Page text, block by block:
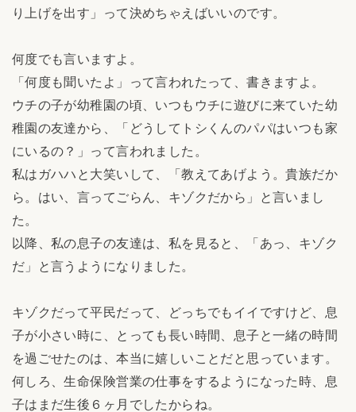
り上げを出す」って決めちゃえばいいのです。
何度でも言いますよ。
「何度も聞いたよ」って言われたって、書きますよ。
ウチの子が幼稚園の頃、いつもウチに遊びに来ていた幼
稚園の友達から、「どうしてトシくんのパパはいつも家
にいるの？」って言われました。
私はガハハと大笑いして、「教えてあげよう。貴族だか
ら。はい、言ってごらん、キゾクだから」と言いまし
た。
以降、私の息子の友達は、私を見ると、「あっ、キゾク
だ」と言うようになりました。
キゾクだって平民だって、どっちでもイイですけど、息
子が小さい時に、とっても長い時間、息子と一緒の時間
を過ごせたのは、本当に嬉しいことだと思っています。
何しろ、生命保険営業の仕事をするようになった時、息
子はまだ生後６ヶ月でしたからね。